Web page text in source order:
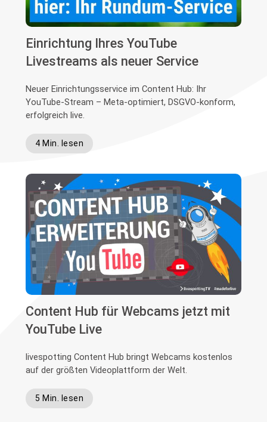
Einrichtung Ihres YouTube
Livestreams als neuer Service
Neuer Einrichtungsservice im Content Hub: Ihr
YouTube-Stream – Meta-optimiert, DSGVO-konform,
erfolgreich live.
4 Min. lesen
Content Hub für Webcams jetzt mit
YouTube Live
livespotting Content Hub bringt Webcams kostenlos
auf der größten Videoplattform der Welt.
5 Min. lesen